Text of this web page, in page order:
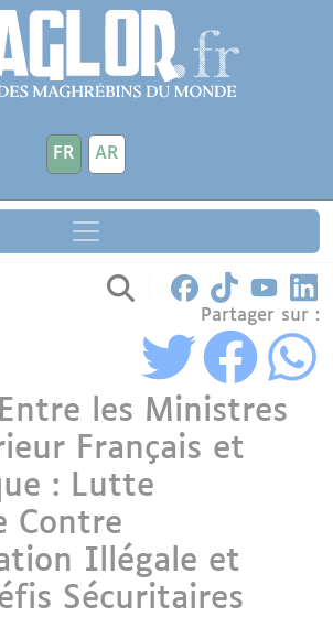
FR AR
Partager sur :
les Ministres
Français et
: Lutte
Contre
Illégale et
Sécuritaires
cookies